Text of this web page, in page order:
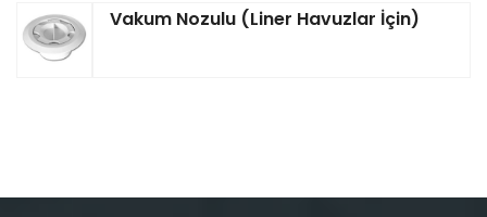
Vakum Nozulu (Liner Havuzlar İçin)